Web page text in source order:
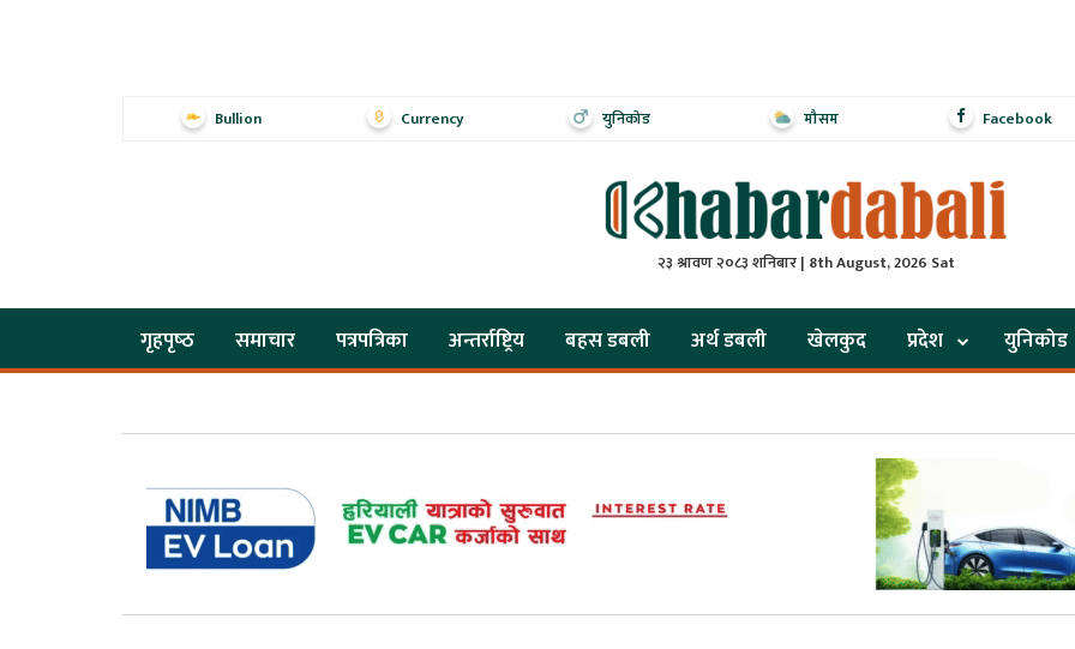
Bullion Currency युनिकोड मौसम Facebook
२३ श्रावण २०८३ शनिबार | 8th August, 2026 Sat
गृहपृष्‍ठ समाचार पत्रपत्रिका अन्तर्राष्ट्रिय बहस डबली अर्थ डबली खेलकुद प्रदेश युनिकोड